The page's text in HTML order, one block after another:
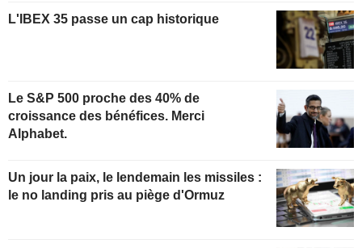
L'IBEX 35 passe un cap historique
Le S&P 500 proche des 40% de
croissance des bénéfices. Merci
Alphabet.
Un jour la paix, le lendemain les missiles :
le no landing pris au piège d'Ormuz